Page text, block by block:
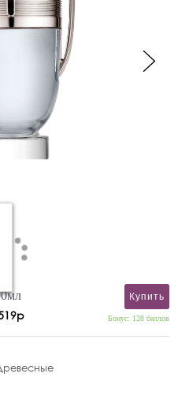
Купить
Бонус: 128 баллов